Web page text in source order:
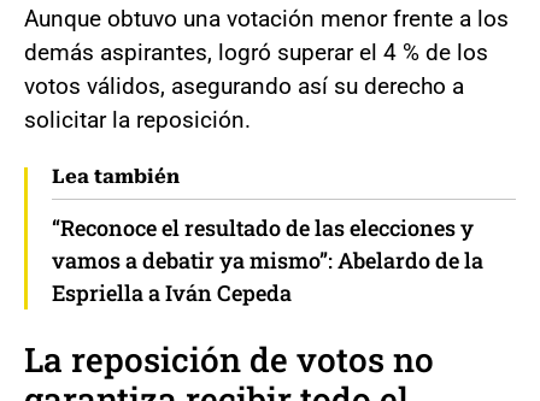
Aunque obtuvo una votación menor frente a los
demás aspirantes, logró superar el 4 % de los
votos válidos, asegurando así su derecho a
solicitar la reposición.
Lea también
“Reconoce el resultado de las elecciones y
vamos a debatir ya mismo”: Abelardo de la
Espriella a Iván Cepeda
La reposición de votos no